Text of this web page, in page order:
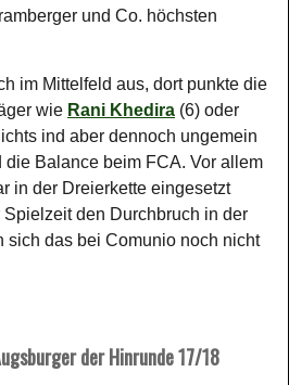
und Co. höchsten
im Mittelfeld aus, dort punkte die
wie Rani Khedira (6) oder
ind aber dennoch ungemein
Balance beim FCA. Vor allem
in der Dreierkette eingesetzt
den Durchbruch in der
sich das bei Comunio noch nicht
der Hinrunde 17/18